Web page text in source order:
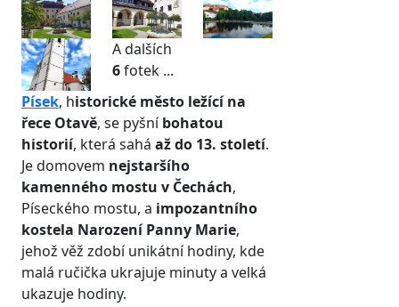
A dalších
6fotek ...
Písek, historické město ležící na
řece Otavě, se pyšníbohatou
historií, která sahá až do 13. století.
Je domovem nejstaršího
kamenného mostu v Čechách,
Píseckého mostu, a impozantního
kostela Narození Panny Marie,
jehož věž zdobí unikátní hodiny, kde
malá ručička ukrajuje minuty a velká
ukazuje hodiny.